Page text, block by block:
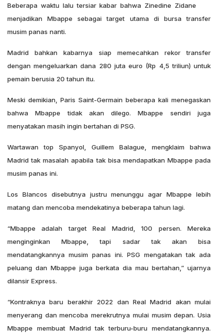
Beberapa waktu lalu tersiar kabar bahwa Zinedine Zidane
menjadikan Mbappe sebagai target utama di bursa transfer
musim panas nanti.
Madrid bahkan kabarnya siap memecahkan rekor transfer
dengan mengeluarkan dana 280 juta euro (Rp 4,5 triliun) untuk
pemain berusia 20 tahun itu.
Meski demikian, Paris Saint-Germain beberapa kali menegaskan
bahwa Mbappe tidak akan dilego. Mbappe sendiri juga
menyatakan masih ingin bertahan di PSG.
Wartawan top Spanyol, Guillem Balague, mengklaim bahwa
Madrid tak masalah apabila tak bisa mendapatkan Mbappe pada
musim panas ini.
Los Blancos disebutnya justru menunggu agar Mbappe lebih
matang dan mencoba mendekatinya beberapa tahun lagi.
“Mbappe adalah target Real Madrid, 100 persen. Mereka
menginginkan Mbappe, tapi sadar tak akan bisa
mendatangkannya musim panas ini. PSG mengatakan tak ada
peluang dan Mbappe juga berkata dia mau bertahan,” ujarnya
dilansir Express.
“Kontraknya baru berakhir 2022 dan Real Madrid akan mulai
menyerang dan mencoba merekrutnya mulai musim depan. Usia
Mbappe membuat Madrid tak terburu-buru mendatangkannya.